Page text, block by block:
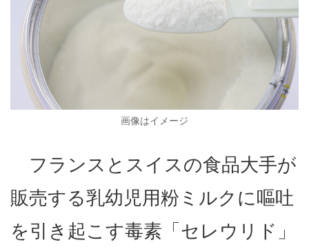
画像はイメージ
フランスとスイスの食品大手が
販売する乳幼児用粉ミルクに嘔吐
を引き起こす毒素「セレウリド」